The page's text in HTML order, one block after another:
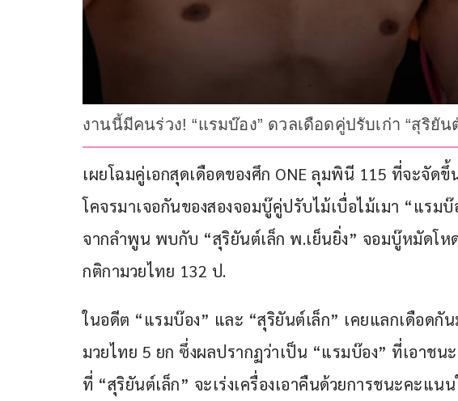
งานนี้มีคนร่วง! “แรมบ๊อง” ดวลเดือดคู่ปรับเก่า “สุริยั
เผยโฉมคู่เอกสุดเดือดของศึก ONE ลุมพินี 115 ที่จะจัด
โคจรมาเจอกันของสองจอมบู๊คู่ปรับไม้เบื่อไม้เมา “แรม
จากลำพูน พบกับ “สุริยันต์เล็ก พ.เย็นยิ่ง” จอมบู๊หมัดโห
กติกามวยไทย 132 ป.
ในอดีต “แรมบ๊อง” และ “สุริยันต์เล็ก” เคยแลกเดือดกั
มวยไทย 5 ยก ซึ่งผลปรากฏว่าเป็น “แรมบ๊อง” ที่เอาช
ที่ “สุริยันต์เล็ก” จะเร่งเครื่องเอาคืนด้วยการชนะคะแ